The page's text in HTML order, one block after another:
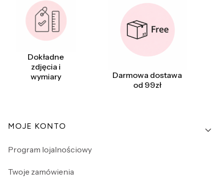
Dokładne
zdjęcia i
wymiary
Darmowa dostawa
od 99zł
Linki w stopce
MOJE KONTO
Program lojalnościowy
Twoje zamówienia